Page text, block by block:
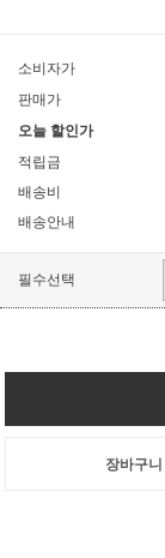
소비자가
판매가
오늘 할인가
적립금
배송비
배송안내
필수선택
장바구니